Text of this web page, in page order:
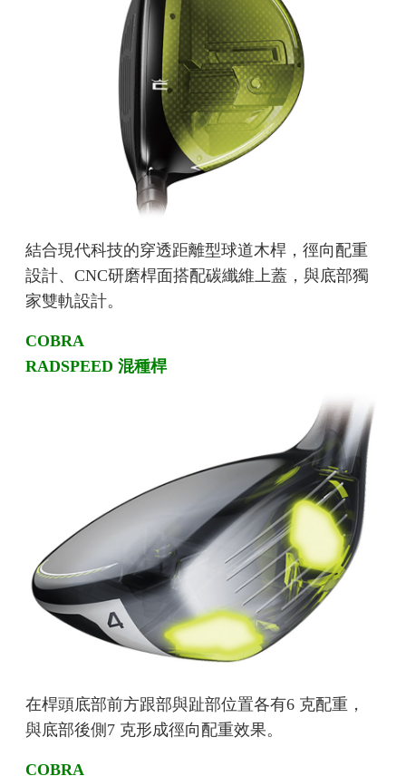
結合現代科技的穿透距離型球道木桿，徑向配重
設計、CNC研磨桿面搭配碳纖維上蓋，與底部獨
家雙軌設計。
COBRA
RADSPEED 混種桿
在桿頭底部前方跟部與趾部位置各有6 克配重，
與底部後側7 克形成徑向配重效果。
COBRA